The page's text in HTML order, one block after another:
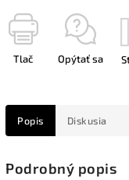
Tlač Opýtať sa
Popis Diskusia
Podrobný popis